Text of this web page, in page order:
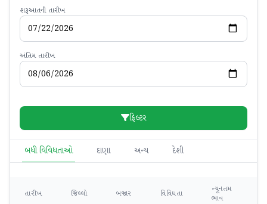
શરૂઆતની તારીખ
અંતિમ તારીખ
ફિલ્ટર
બધી વિવિધતાઓ દાણા અન્ય દેશી
તારીખ જિલ્લો બજાર વિવિધતા
ન્યૂનતમ
ભાવ